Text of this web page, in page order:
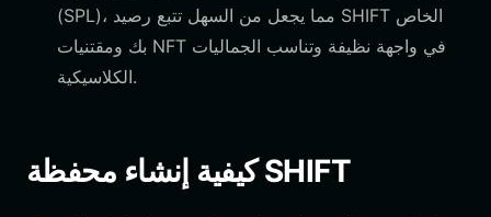
(SPL)، مما يجعل من السهل تتبع رصيد SHIFT الخاص
بك ومقتنيات NFT في واجهة نظيفة وتناسب الجماليات
الكلاسيكية.
كيفية إنشاء محفظة SHIFT